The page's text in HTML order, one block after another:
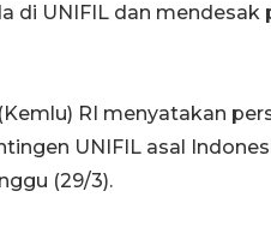
di UNIFIL dan
RI menyatakan
UNIFIL asal
(29/3).